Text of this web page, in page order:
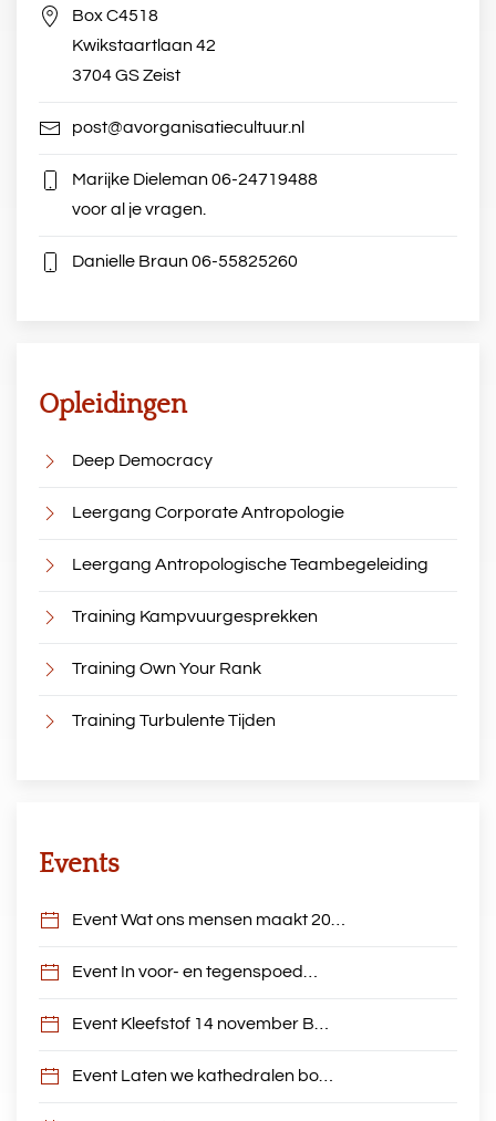
Box C4518
Kwikstaartlaan 42
3704 GS Zeist
post@avorganisatiecultuur.nl
Marijke Dieleman06-24719488
voor al je vragen.
Danielle Braun06-55825260
Opleidingen
Deep Democracy
Leergang Corporate Antropologie
Leergang Antropologische Teambegeleiding
Training Kampvuurgesprekken
Training Own Your Rank
Training Turbulente Tijden
Events
Event Wat ons mensen maakt 20…
Event In voor- en tegenspoed…
Event Kleefstof 14 november B…
Event Laten we kathedralen bo…